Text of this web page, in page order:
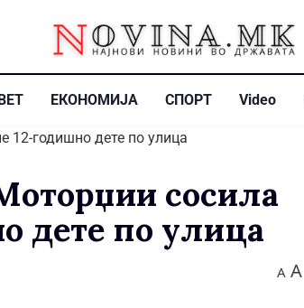
ЕКОНОМИЈА СПОРТ Video
сосила
дете по улица
A A